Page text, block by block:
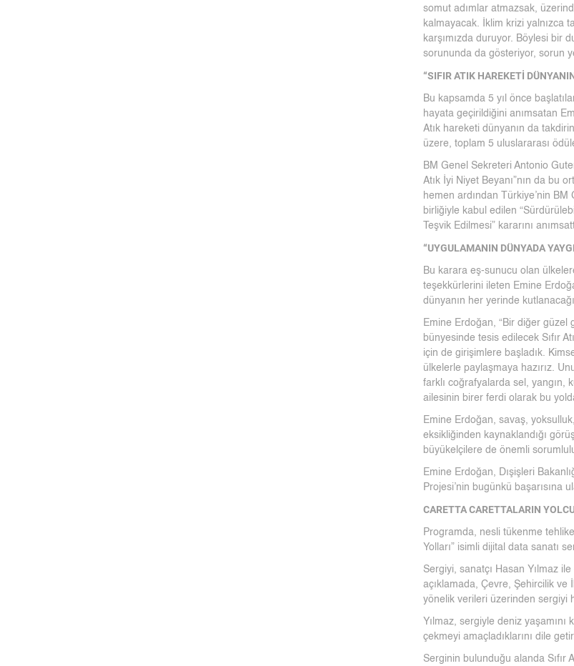
somut adımlar atmazsak,
kalmayacak. İklim krizi yalnızca
karşımızda duruyor. Böylesi bir
sorununda da gösteriyor, sorun
“SIFIR ATIK HAREKETİ
Bu kapsamda 5 yıl önce
hayata geçirildiğini anımsatan
Atık hareketi dünyanın da
üzere, toplam 5 uluslararası
BM Genel Sekreteri Antonio
Atık İyi Niyet Beyanı”nın da bu
hemen ardından Türkiye’nin
birliğiyle kabul edilen
Teşvik Edilmesi” kararını
“UYGULAMANIN DÜNYADA
Bu karara eş-sunucu olan
teşekkürlerini ileten Emine
dünyanın her yerinde
Emine Erdoğan, “Bir diğer
bünyesinde tesis edilecek Sıfır
için de girişimlere başladık.
ülkelerle paylaşmaya hazırız.
farklı coğrafyalarda sel, yangın,
ailesinin birer ferdi olarak bu
Emine Erdoğan, savaş,
eksikliğinden kaynaklandığı
büyükelçilere de önemli
Emine Erdoğan, Dışişleri
Projesi’nin bugünkü başarısına
CARETTA CARETTALARIN
Programda, nesli tükenme
Yolları” isimli dijital data sanatı
Sergiyi, sanatçı Hasan Yılmaz
açıklamada, Çevre, Şehircilik ve
yönelik verileri üzerinden sergiyi
Yılmaz, sergiyle deniz yaşamını
çekmeyi amaçladıklarını dile
Serginin bulunduğu alanda Sıfır